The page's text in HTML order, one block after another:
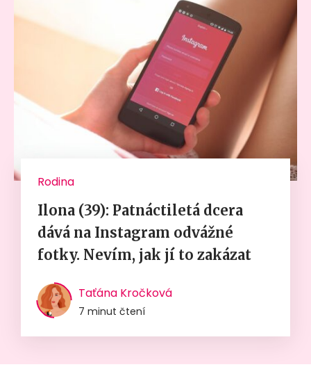
Rodina
Ilona (39): Patnáctiletá dcera
dává na Instagram odvážné
fotky. Nevím, jak jí to zakázat
Taťána Kročková
7 minut čtení